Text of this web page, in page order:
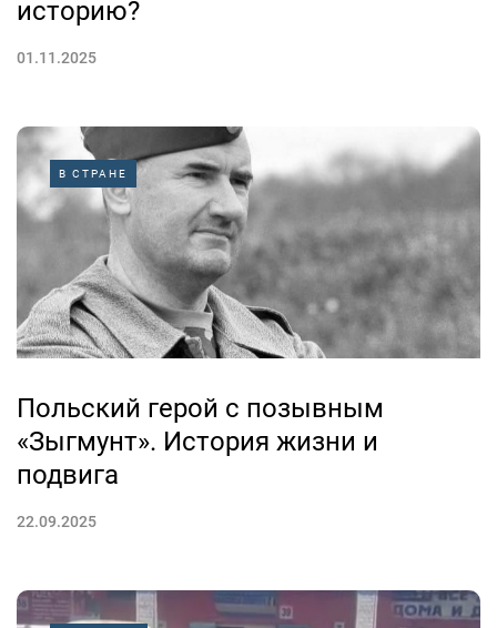
историю?
01.11.2025
В СТРАНЕ
Польский герой с позывным
«Зыгмунт». История жизни и
подвига
22.09.2025